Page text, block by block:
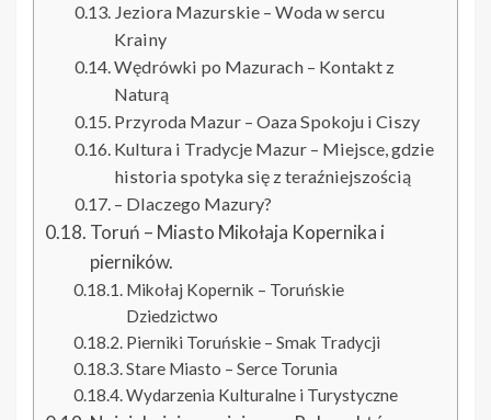
Jeziora Mazurskie – Woda w sercu
Krainy
Wędrówki po Mazurach – Kontakt z
Naturą
Przyroda Mazur – Oaza Spokoju i Ciszy
Kultura i Tradycje Mazur – Miejsce, gdzie
historia spotyka się z teraźniejszością
– Dlaczego Mazury?
Toruń – Miasto Mikołaja Kopernika i
pierników.
Mikołaj Kopernik – Toruńskie
Dziedzictwo
Pierniki Toruńskie – Smak Tradycji
Stare Miasto – Serce Torunia
Wydarzenia Kulturalne i Turystyczne